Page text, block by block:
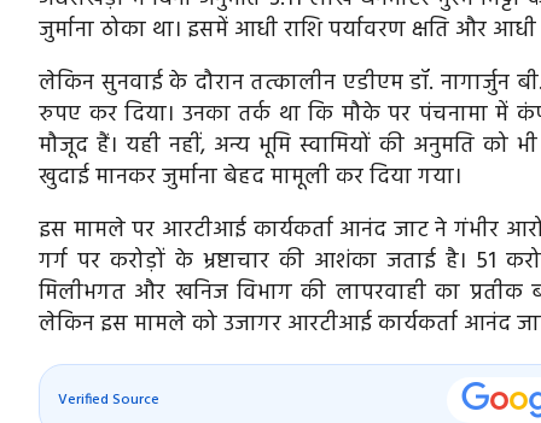
जुर्माना ठोका था। इसमें आधी राशि पर्यावरण क्षति और
लेकिन सुनवाई के दौरान तत्कालीन एडीएम डॉ. नागार्जुन
रुपए कर दिया। उनका तर्क था कि मौके पर पंचनामा में
मौजूद हैं। यही नहीं, अन्य भूमि स्वामियों की अनुमति को
खुदाई मानकर जुर्माना बेहद मामूली कर दिया गया।
इस मामले पर आरटीआई कार्यकर्ता आनंद जाट ने गंभीर
गर्ग पर करोड़ों के भ्रष्टाचार की आशंका जताई है। 51
मिलीभगत और खनिज विभाग की लापरवाही का प्रतीक
लेकिन इस मामले को उजागर आरटीआई कार्यकर्ता आनंद जाट
Verified Source